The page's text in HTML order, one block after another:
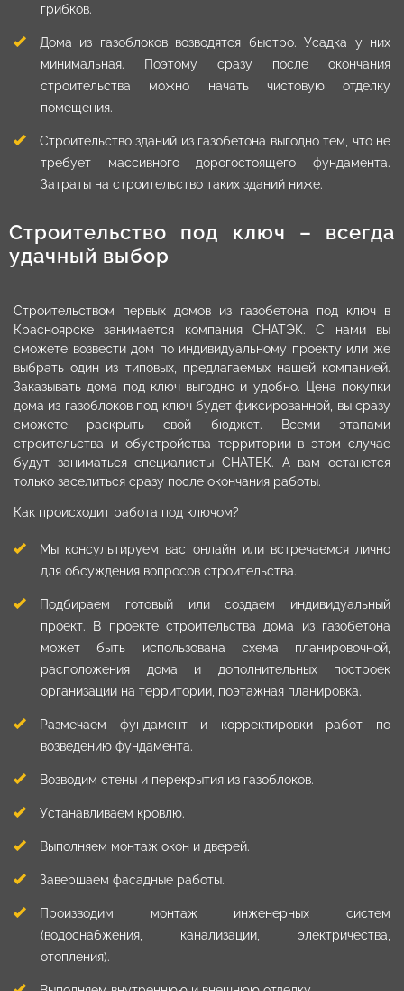
грибков.
Дома из газоблоков возводятся быстро. Усадка у них
минимальная. Поэтому сразу после окончания
строительства можно начать чистовую отделку
помещения.
Строительство зданий из газобетона выгодно тем, что не
требует массивного дорогостоящего фундамента.
Затраты на строительство таких зданий ниже.
Строительство под ключ – всегда
удачный выбор
Строительством первых домов из газобетона под ключ в
Красноярске занимается компания СНАТЭК. С нами вы
сможете возвести дом по индивидуальному проекту или же
выбрать один из типовых, предлагаемых нашей компанией.
Заказывать дома под ключ выгодно и удобно. Цена покупки
дома из газоблоков под ключ будет фиксированной, вы сразу
сможете раскрыть свой бюджет. Всеми этапами
строительства и обустройства территории в этом случае
будут заниматься специалисты СНАТЕК. А вам останется
только заселиться сразу после окончания работы.
Как происходит работа под ключом?
Мы консультируем вас онлайн или встречаемся лично
для обсуждения вопросов строительства.
Подбираем готовый или создаем индивидуальный
проект. В проекте строительства дома из газобетона
может быть использована схема планировочной,
расположения дома и дополнительных построек
организации на территории, поэтажная планировка.
Размечаем фундамент и корректировки работ по
возведению фундамента.
Возводим стены и перекрытия из газоблоков.
Устанавливаем кровлю.
Выполняем монтаж окон и дверей.
Завершаем фасадные работы.
Производим монтаж инженерных систем
(водоснабжения, канализации, электричества,
отопления).